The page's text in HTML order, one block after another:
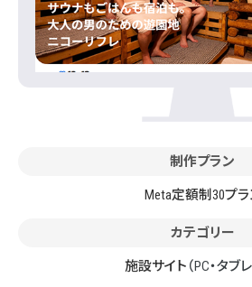
制作プラン
Meta定額制30プラ
カテゴリー
施設サイト （PC・タブ